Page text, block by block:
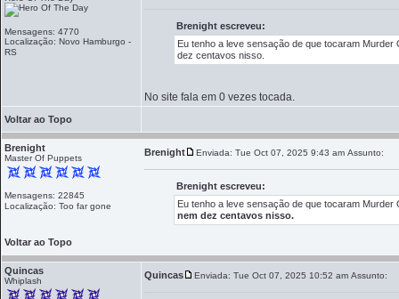
Mensagens: 4770
Localização: Novo Hamburgo -
RS
Brenight escreveu:
Eu tenho a leve sensação de que tocaram
dez centavos nisso.
No site fala em 0 vezes tocada.
Voltar ao Topo
Brenight
Master Of Puppets
Mensagens: 22845
Localização: Too far gone
Brenight Enviada: Tue Oct 07, 2025 9:43 am Assunto:
Brenight escreveu:
Eu tenho a leve sensação de que tocaram
nem dez centavos nisso.
Voltar ao Topo
Quincas
Whiplash
Quincas Enviada: Tue Oct 07, 2025 10:52 am Assunto: